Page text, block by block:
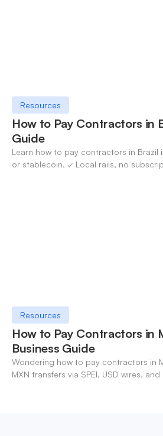
Resources
How to Pay Contractors in
Guide
Learn how to pay contractors in Brazil
or stablecoin. ✓ Local rails, no
Resources
How to Pay Contractors in
Business Guide
Wondering how to pay contractors in
MXN transfers via SPEI, USD wires,